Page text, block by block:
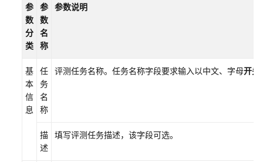
等
级
协
议
白
皮
书
参
数
分
类
参
数
名
称
参数说明
基
本
信
息
任
务
名
称
评测任务名称。任务名称字段要求输入以中文、字母开头
描
述
填写评测任务描述，该字段可选。